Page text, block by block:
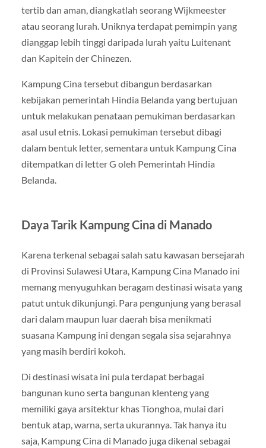
tertib dan aman, diangkatlah seorang Wijkmeester
atau seorang lurah. Uniknya terdapat pemimpin yang
dianggap lebih tinggi daripada lurah yaitu Luitenant
dan Kapitein der Chinezen.
Kampung Cina tersebut dibangun berdasarkan
kebijakan pemerintah Hindia Belanda yang bertujuan
untuk melakukan penataan pemukiman berdasarkan
asal usul etnis. Lokasi pemukiman tersebut dibagi
dalam bentuk letter, sementara untuk Kampung Cina
ditempatkan di letter G oleh Pemerintah Hindia
Belanda.
Daya Tarik Kampung Cina di Manado
Karena terkenal sebagai salah satu kawasan bersejarah
di Provinsi Sulawesi Utara, Kampung Cina Manado ini
memang menyuguhkan beragam destinasi wisata yang
patut untuk dikunjungi. Para pengunjung yang berasal
dari dalam maupun luar daerah bisa menikmati
suasana Kampung ini dengan segala sisa sejarahnya
yang masih berdiri kokoh.
Di destinasi wisata ini pula terdapat berbagai
bangunan kuno serta bangunan klenteng yang
memiliki gaya arsitektur khas Tionghoa, mulai dari
bentuk atap, warna, serta ukurannya. Tak hanya itu
saja, Kampung Cina di Manado juga dikenal sebagai